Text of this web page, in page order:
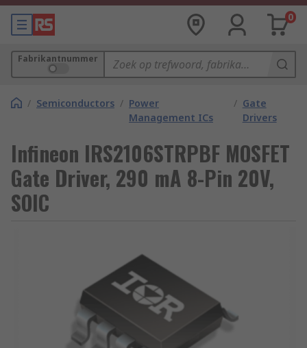
0
Fabrikantnummer
/ Semiconductors / Power
Management ICs
/ Gate
Drivers
Infineon IRS2106STRPBF MOSFET
Gate Driver, 290 mA 8-Pin 20V,
SOIC